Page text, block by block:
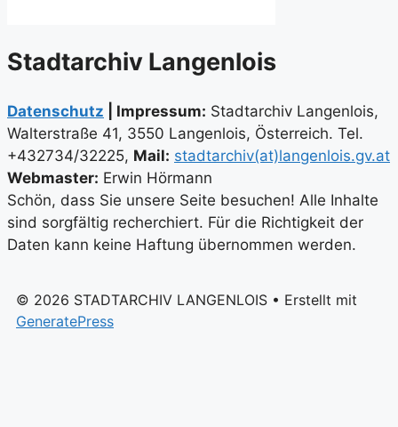
Stadtarchiv Langenlois
Datenschutz | Impressum: Stadtarchiv Langenlois,
Walterstraße 41, 3550 Langenlois, Österreich. Tel.
+432734/32225, Mail: stadtarchiv(at)langenlois.gv.at
Webmaster: Erwin Hörmann
Schön, dass Sie unsere Seite besuchen! Alle Inhalte
sind sorgfältig recherchiert. Für die Richtigkeit der
Daten kann keine Haftung übernommen werden.
© 2026 STADTARCHIV LANGENLOIS • Erstellt mit
GeneratePress